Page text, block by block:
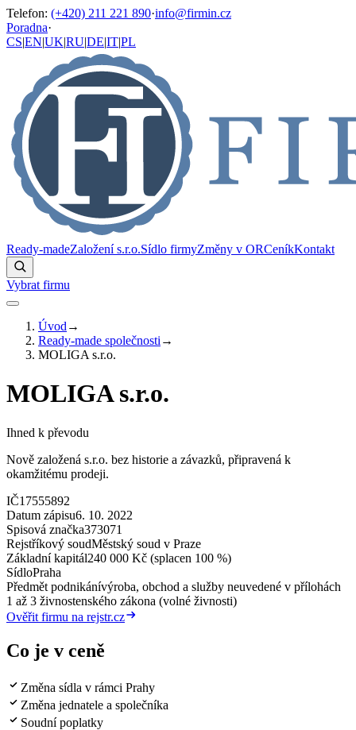
Telefon: (+420) 211 221 890·info@firmin.cz
Poradna·
CS|EN|UK|RU|DE|IT|PL
Ready-madeZaložení s.r.o.Sídlo firmyZměny v ORCeníkKontakt
Vybrat firmu
Úvod →
Ready-made společnosti →
MOLIGA s.r.o.
MOLIGA s.r.o.
Ihned k převodu
Nově založená s.r.o. bez historie a závazků, připravená k
okamžitému prodeji.
IČ17555892
Datum zápisu6. 10. 2022
Spisová značka373071
Rejstříkový soudMěstský soud v Praze
Základní kapitál240 000 Kč (splacen 100 %)
SídloPraha
Předmět podnikánívýroba, obchod a služby neuvedené v přílohách
1 až 3 živnostenského zákona (volné živnosti)
Ověřit firmu na rejstr.cz
Co je v ceně
Změna sídla v rámci Prahy
Změna jednatele a společníka
Soudní poplatky